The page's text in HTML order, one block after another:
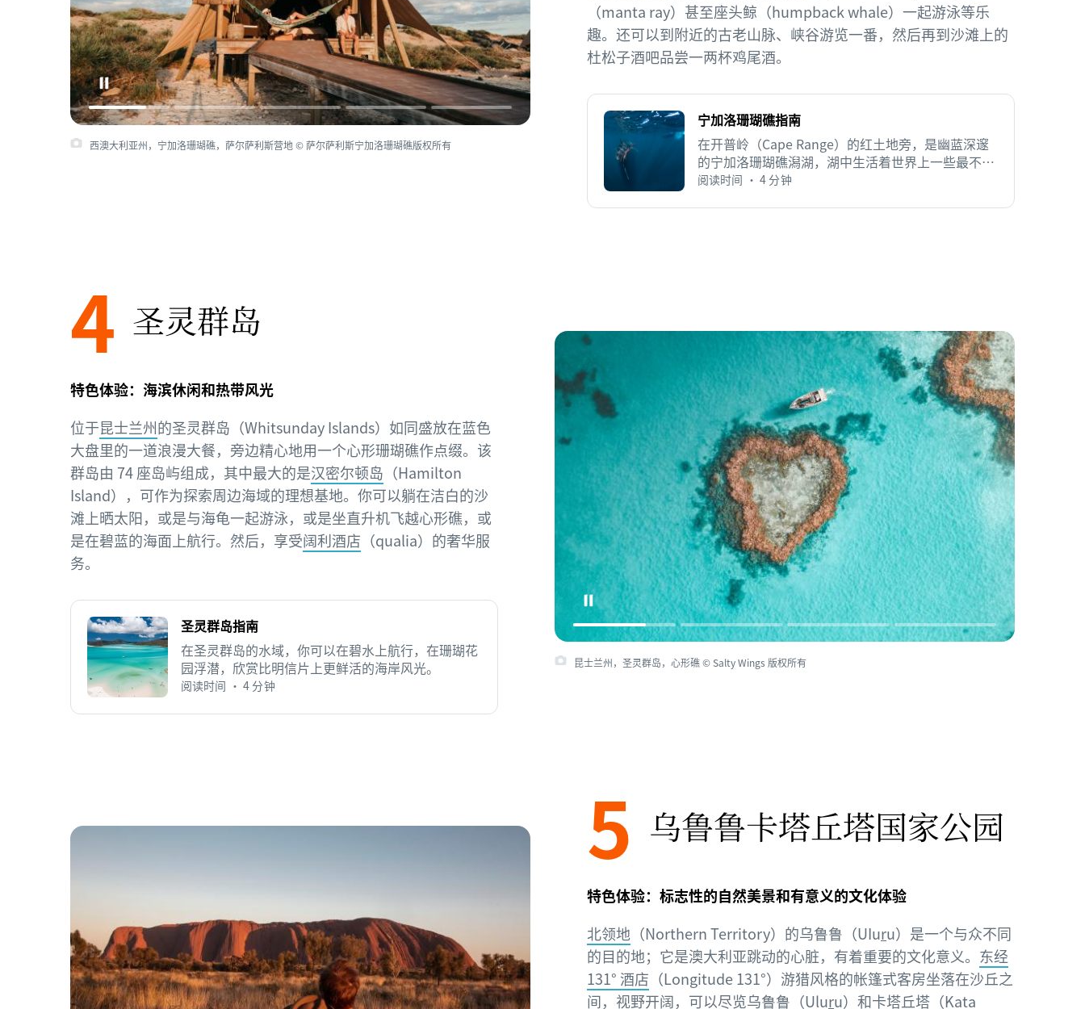
西澳大利亚州，宁加洛珊瑚礁，萨尔萨利斯营地 © 萨尔萨利斯宁加洛珊瑚礁版权所有
（manta ray）甚至座头鲸（humpback whale）一起游泳等乐
趣。还可以到附近的古老山脉、峡谷游览一番，然后再到沙滩上的
杜松子酒吧品尝一两杯鸡尾酒。
宁加洛珊瑚礁指南
在开普岭（Cape Range）的红土地旁，是幽蓝深邃
的宁加洛珊瑚礁潟湖，湖中生活着世界上一些最不可
思议的海洋生物。
阅读时间 • 4 分钟
昆士兰州，圣灵群岛，心形礁 © Salty Wings 版权所有
4 圣灵群岛
特色体验：海滨休闲和热带风光
位于昆士兰州的圣灵群岛（Whitsunday Islands）如同盛放在蓝色
大盘里的一道浪漫大餐，旁边精心地用一个心形珊瑚礁作点缀。该
群岛由 74 座岛屿组成，其中最大的是汉密尔顿岛 （Hamilton
Island），可作为探索周边海域的理想基地。你可以躺在洁白的沙
滩上晒太阳，或是与海龟一起游泳，或是坐直升机飞越心形礁，或
是在碧蓝的海面上航行。然后，享受阔利酒店 （qualia）的奢华服
务。
圣灵群岛指南
在圣灵群岛的水域，你可以在碧水上航行，在珊瑚花
园浮潜，欣赏比明信片上更鲜活的海岸风光。
阅读时间 • 4 分钟
5 乌鲁鲁卡塔丘塔国家公园
特色体验：标志性的自然美景和有意义的文化体验
北领地 （Northern Territory）的乌鲁鲁（UIuru）是一个与众不同
的目的地；它是澳大利亚跳动的心脏，有着重要的文化意义。 东经
131° 酒店 （Longitude 131°）游猎风格的帐篷式客房坐落在沙丘之
间，视野开阔，可以尽览乌鲁鲁（Uluru）和卡塔丘塔（Kata